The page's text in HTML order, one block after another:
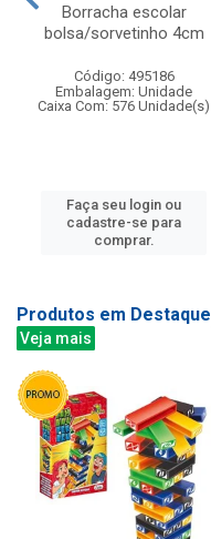
Borracha escolar
bolsa/sorvetinho 4cm
Código: 495186
Embalagem: Unidade
Caixa Com: 576 Unidade(s)
Faça seu login ou
cadastre-se para
comprar.
Produtos em Destaque
Veja mais